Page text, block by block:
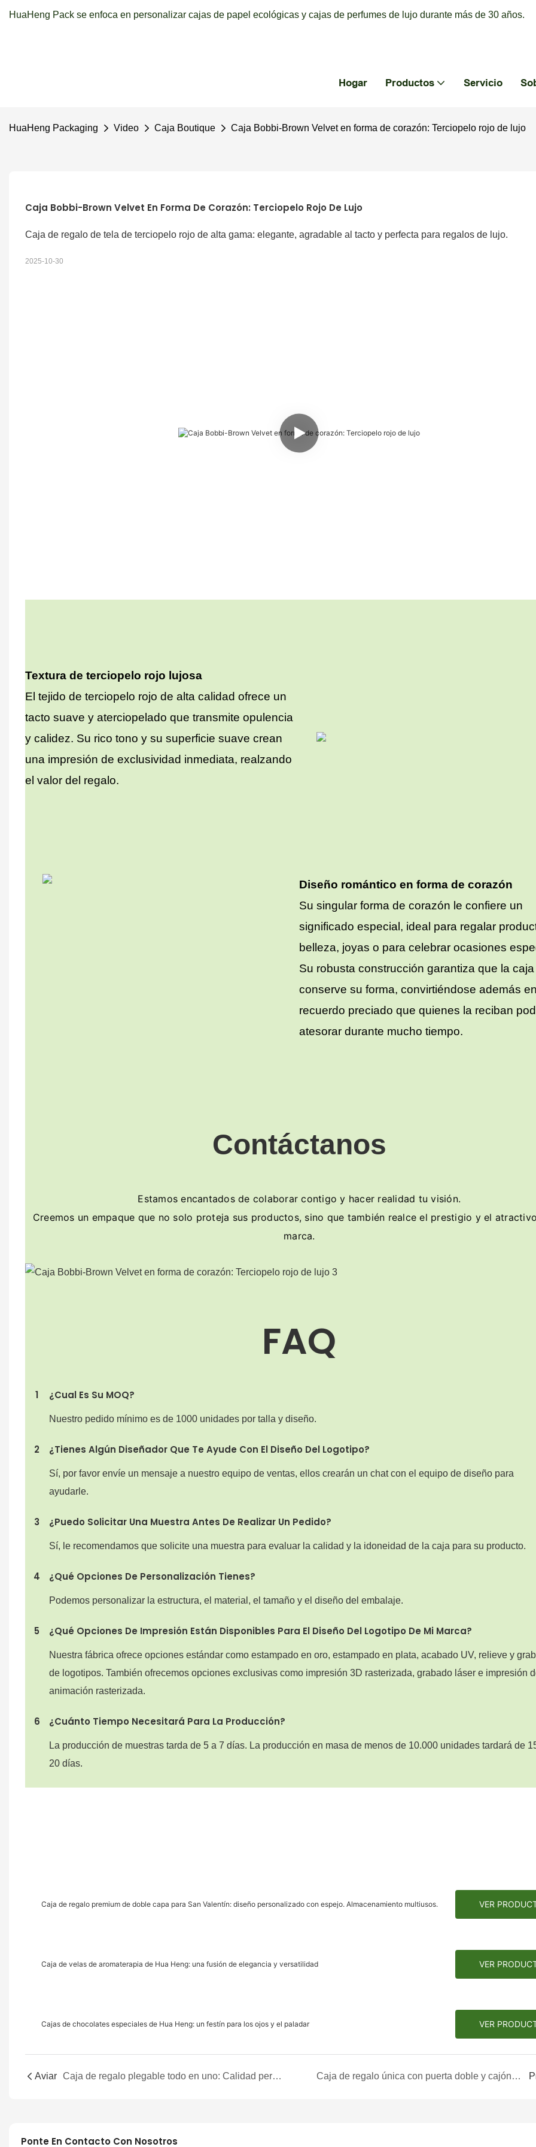
HuaHeng Pack se enfoca en personalizar cajas de papel ecológicas y cajas de perfumes de lujo durante más de 30 años.
Hogar Productos Servicio
HuaHeng Packaging Video Caja Boutique Caja Bobbi-Brown Velvet en forma de corazón: Terciopelo rojo de lujo
Caja Bobbi-Brown Velvet En Forma De Corazón: Terciopelo Rojo De Lujo
Caja de regalo de tela de terciopelo rojo de alta gama: elegante, agradable al tacto y perfecta para regalos de lujo.
2025-10-30
Textura de terciopelo rojo lujosa
El tejido de terciopelo rojo de alta calidad ofrece un
tacto suave y aterciopelado que transmite opulencia
y calidez. Su rico tono y su superficie suave crean
una impresión de exclusividad inmediata, realzando
el valor del regalo.
Diseño romántico en forma de corazón
Su singular forma de corazón le confiere un
significado especial, ideal para regalar
belleza, joyas o para celebrar ocasiones
Su robusta construcción garantiza que la caja
conserve su forma, convirtiéndose además
recuerdo preciado que quienes la reciban
atesorar durante mucho tiempo.
Contáctanos
Estamos encantados de colaborar contigo y hacer realidad tu visión.
Creemos un empaque que no solo proteja sus productos, sino que también realce el prestigio y el
marca.
FAQ
1 ¿Cual Es Su MOQ?
Nuestro pedido mínimo es de 1000 unidades por talla y diseño.
2 ¿Tienes Algún Diseñador Que Te Ayude Con El Diseño Del Logotipo?
Sí, por favor envíe un mensaje a nuestro equipo de ventas, ellos crearán un chat con el equipo de diseño para
ayudarle.
3 ¿Puedo Solicitar Una Muestra Antes De Realizar Un Pedido?
Sí, le recomendamos que solicite una muestra para evaluar la calidad y la idoneidad de la caja para su producto.
4 ¿Qué Opciones De Personalización Tienes?
Podemos personalizar la estructura, el material, el tamaño y el diseño del embalaje.
5 ¿Qué Opciones De Impresión Están Disponibles Para El Diseño Del Logotipo De Mi Marca?
Nuestra fábrica ofrece opciones estándar como estampado en oro, estampado en plata, acabado UV, relieve y
de logotipos. También ofrecemos opciones exclusivas como impresión 3D rasterizada, grabado láser e impresión
animación rasterizada.
6 ¿Cuánto Tiempo Necesitará Para La Producción?
La producción de muestras tarda de 5 a 7 días. La producción en masa de menos de 10.000 unidades tardará de
20 días.
Caja de regalo premium de doble capa para San Valentín: diseño personalizado con espejo. Almacenamiento multiusos. VER
Caja de velas de aromaterapia de Hua Heng: una fusión de elegancia y versatilidad VER
Cajas de chocolates especiales de Hua Heng: un festín para los ojos y el paladar VER
Aviar Caja de regalo plegable todo en uno: Calidad personalizada de Source Caja de regalo única con puerta doble y cajón lateral: diseño ingenioso
Ponte En Contacto Con Nosotros